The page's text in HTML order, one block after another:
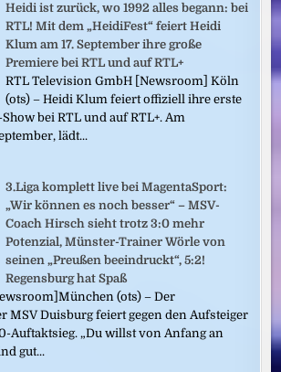
Heidi ist zurück, wo 1992 alles begann: bei
RTL! Mit dem „HeidiFest“ feiert Heidi
Klum am 17. September ihre große
Premiere bei RTL und auf RTL+
RTL Television GmbH [Newsroom] Köln
(ots) – Heidi Klum feiert offiziell ihre erste
bei RTL und auf RTL+. Am
lädt...
3.Liga komplett live bei MagentaSport:
„Wir können es noch besser“ – MSV-
Coach Hirsch sieht trotz 3:0 mehr
Potenzial, Münster-Trainer Wörle von
seinen „Preußen beeindruckt“, 5:2!
Regensburg hat Spaß
(ots) – Der
MSV Duisburg feiert gegen den Aufsteiger
Auftaktsieg. „Du willst von Anfang an
gut...